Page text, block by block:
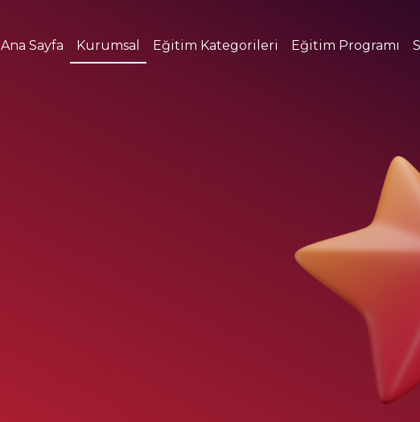
Ana Sayfa Kurumsal Eğitim Kategorileri Eğitim Programı